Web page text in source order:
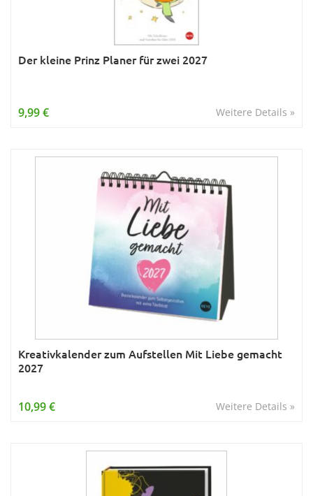
Der kleine Prinz Planer für zwei 2027
Weitere Details »
9,99 €
Kreativkalender zum Aufstellen Mit Liebe gemacht
2027
Weitere Details »
10,99 €